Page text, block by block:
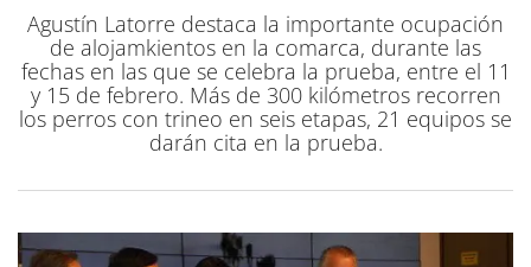
Agustín Latorre destaca la importante ocupación
de alojamkientos en la comarca, durante las
fechas en las que se celebra la prueba, entre el 11
y 15 de febrero. Más de 300 kilómetros recorren
los perros con trineo en seis etapas, 21 equipos se
darán cita en la prueba.